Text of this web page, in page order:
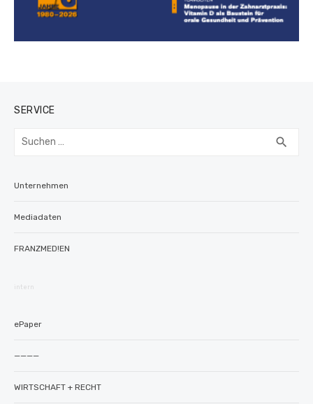
SERVICE
Suchen
search
Unternehmen
Mediadaten
FRANZMED!EN
intern
ePaper
————
WIRTSCHAFT + RECHT